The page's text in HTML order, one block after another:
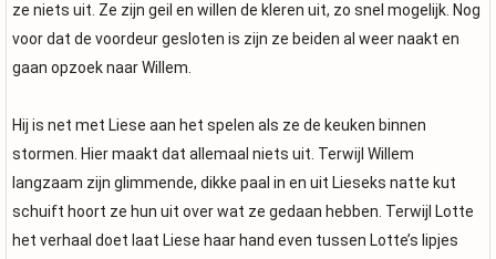
ze niets uit. Ze zijn geil en willen de kleren uit, zo snel mogelijk. Nog
voor dat de voordeur gesloten is zijn ze beiden al weer naakt en
gaan opzoek naar Willem.
Hij is net met Liese aan het spelen als ze de keuken binnen
stormen. Hier maakt dat allemaal niets uit. Terwijl Willem
langzaam zijn glimmende, dikke paal in en uit Lieseks natte kut
schuift hoort ze hun uit over wat ze gedaan hebben. Terwijl Lotte
het verhaal doet laat Liese haar hand even tussen Lotte’s lipjes